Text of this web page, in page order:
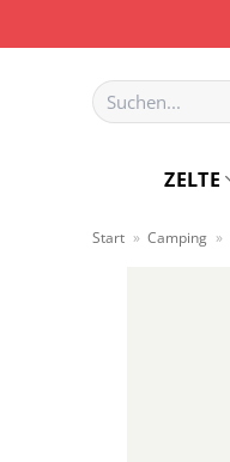
Inhalt
Suchen
nach:
ZELTE
Start » Camping »